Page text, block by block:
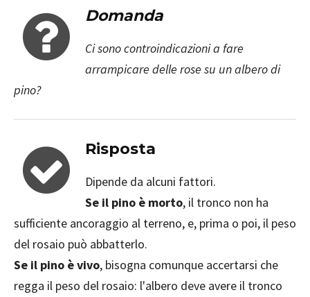
Domanda
Ci sono controindicazioni a fare
arrampicare delle rose su un albero di
pino?
Risposta
Dipende da alcuni fattori.
Se il pino è morto, il tronco non ha
sufficiente ancoraggio al terreno, e, prima o poi, il peso
del rosaio può abbatterlo.
Se il pino è vivo, bisogna comunque accertarsi che
regga il peso del rosaio: l'albero deve avere il tronco